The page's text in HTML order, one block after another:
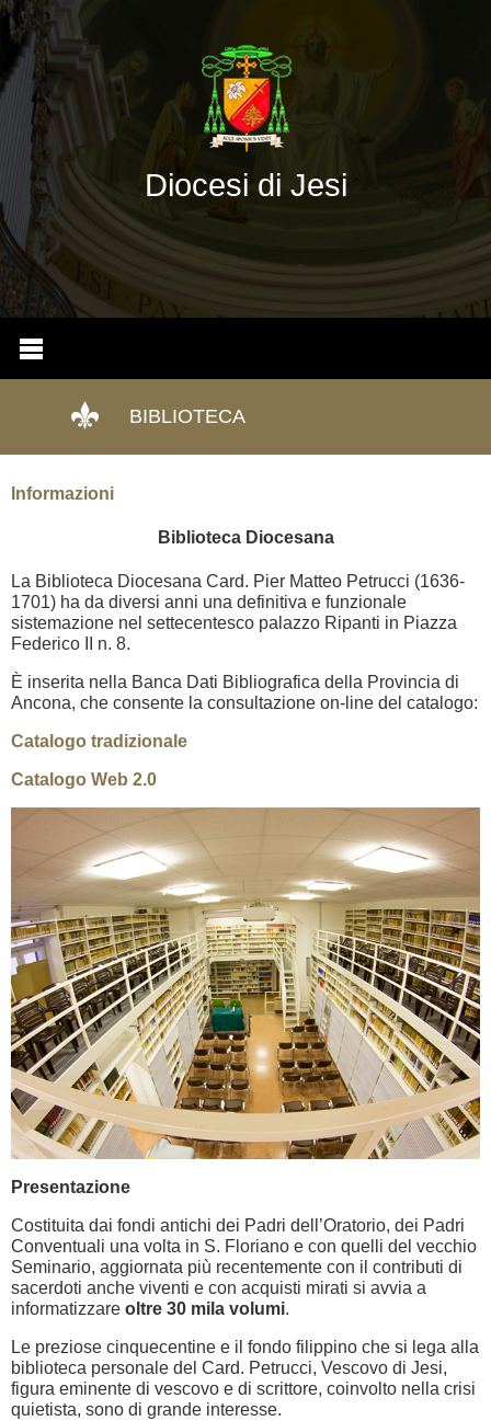
Diocesi di Jesi
BIBLIOTECA
Informazioni
Biblioteca Diocesana
La Biblioteca Diocesana Card. Pier Matteo Petrucci (1636-
1701) ha da diversi anni una definitiva e funzionale
sistemazione nel settecentesco palazzo Ripanti in Piazza
Federico II n. 8.
È inserita nella Banca Dati Bibliografica della Provincia di
Ancona, che consente la consultazione on-line del catalogo:
Catalogo tradizionale
Catalogo Web 2.0
Presentazione
Costituita dai fondi antichi dei Padri dell’Oratorio, dei Padri
Conventuali una volta in S. Floriano e con quelli del vecchio
Seminario, aggiornata più recentemente con il contributi di
sacerdoti anche viventi e con acquisti mirati si avvia a
informatizzare oltre 30 mila volumi.
Le preziose cinquecentine e il fondo filippino che si lega alla
biblioteca personale del Card. Petrucci, Vescovo di Jesi,
figura eminente di vescovo e di scrittore, coinvolto nella crisi
quietista, sono di grande interesse.